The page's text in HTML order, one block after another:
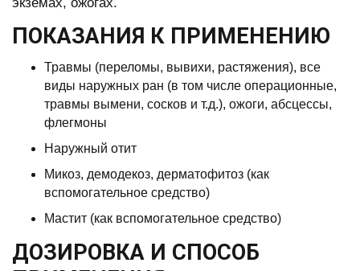
ПОКАЗАНИЯ К ПРИМЕНЕНИЮ
Травмы (переломы, вывихи, растяжения), все
виды наружных ран (в том числе операционные,
травмы вымени, сосков и т.д.), ожоги, абсцессы,
флегмоны
Наружный отит
Микоз, демодекоз, дерматофитоз (как
вспомогательное средство)
Мастит (как вспомогательное средство)
ДОЗИРОВКА И СПОСОБ